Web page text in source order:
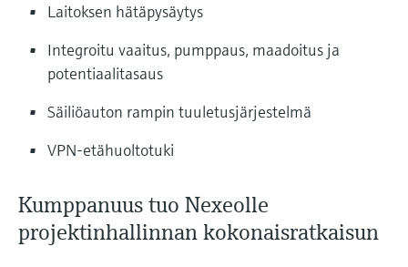
Laitoksen hätäpysäytys
Integroitu vaaitus, pumppaus, maadoitus ja
potentiaalitasaus
Säiliöauton rampin tuuletusjärjestelmä
VPN-etähuoltotuki
Kumppanuus tuo Nexeolle
projektinhallinnan kokonaisratkaisun